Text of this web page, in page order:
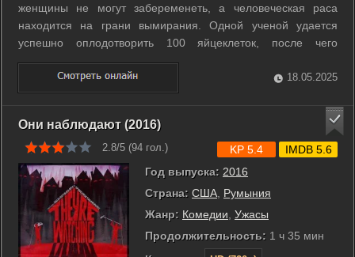
женщины не могут забеременеть, а человеческая раса
находится на грани вымирания. Одной ученой удается
успешно оплодотворить 100 яйцеклеток, после чего
правительство решает провести лотерею, чтобы подыскать
подходящих суррогатных матерей. ...
18.05.2025
Они наблюдают (2016)
2.8/5 (94 гол.)
Год выпуска: 2016
Страна: США Румыния
Жанр: Комедии Ужасы
Продолжительность: 1 ч 35 мин
KP 5.4 IMDB 5.6